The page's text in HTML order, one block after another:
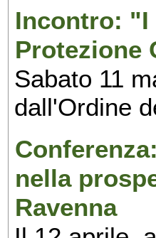
Incontro: "I
Protezione
Sabato 11
dall'Ordine
nella
Ravenna